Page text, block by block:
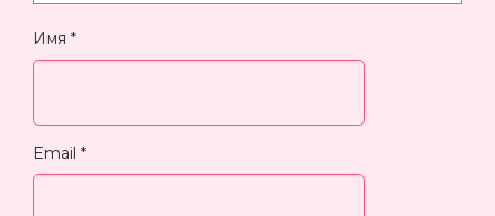
Имя *
Email *